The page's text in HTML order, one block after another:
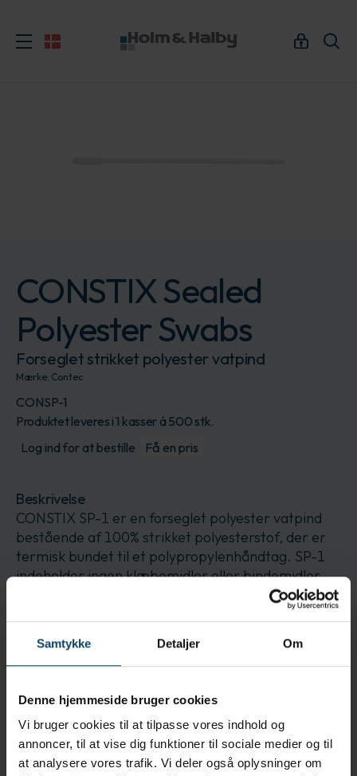
Samtykke Detaljer Om
Denne hjemmeside bruger cookies
Vi bruger cookies til at tilpasse vores indhold og
annoncer, til at vise dig funktioner til sociale medier og til
at analysere vores trafik. Vi deler også oplysninger om
CONSTIX Sealed
Polyester Swabs
Forseglet strikket polyester vatpind
Mærke: Contec
CONSP-1
Produktet leveres i 1 kasser á 500 stk.
Log ind for at bestille
Få en pris
Beskrivelse
CONSTIX SP-1 er en forseglet polyester vatpind
bestående af 100% strikket polyesterstof, der er
termisk bundet til et polypropylenhåndtag. SP-1
indeholder ingen klæbemidler eller bindemidler.
Vatpindens spids er lavet af renrumsvasket
polyesterstof. Disse vatpinde er det bedste valg at
trichloroethane, og nitric og sulfuric syrer. SP-1
vatpinde er holdbare, absorberende og ekstremt
Egenskaber
Hoved af 100% strikket polyester
Polypropylenhåndtag